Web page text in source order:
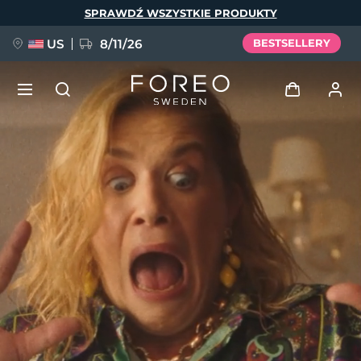
SPRAWDŹ WSZYSTKIE PRODUKTY
US 8/11/26 BESTSELLERY
Profil użytkownika
Moje urządzenia
Moje zamówienia
Moje adresy
Moje subskrypcje
NOWOŚĆ
FAQ™ Pure Beauty-Tech Elixir
BREAKING NEWS
issa™ Teeth Whitening Set
Język
English Deutsch
Español
Français
Italiano
Português
Polski
Svenska
Русский
Türkçe
简体中文 繁體中文